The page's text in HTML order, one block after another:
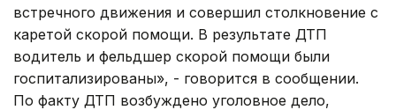
встречного движения и совершил столкновение с
каретой скорой помощи. В результате ДТП
водитель и фельдшер скорой помощи были
госпитализированы», - говорится в сообщении.
По факту ДТП возбуждено уголовное дело,